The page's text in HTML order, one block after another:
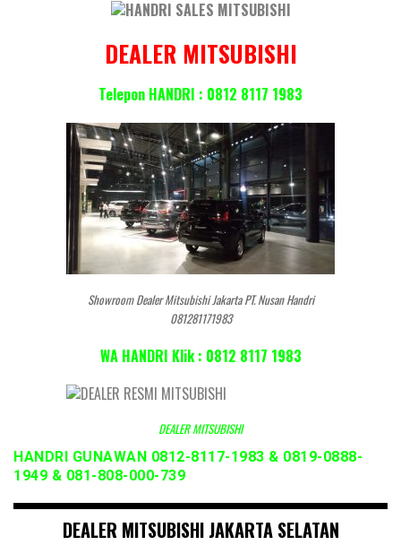
DEALER MITSUBISHI
Telepon HANDRI : 0812 8117 1983
Showroom Dealer Mitsubishi Jakarta PT. Nusan Handri
081281171983
WA HANDRI Klik : 0812 8117 1983
DEALER MITSUBISHI
HANDRI GUNAWAN 0812-8117-1983 & 0819-0888-
1949 & 081-808-000-739
DEALER MITSUBISHI JAKARTA SELATAN